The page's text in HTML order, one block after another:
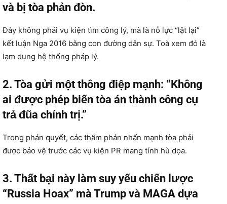
và bị tòa phản đòn.
Đây không phải vụ kiện tìm công lý, mà là nỗ lực “lật lại”
kết luận Nga 2016 bằng con đường dân sự. Toà xem đó là
lạm dụng hệ thống pháp lý.
2. Tòa gửi một thông điệp mạnh: “Không
ai được phép biến tòa án thành công cụ
trả đũa chính trị.”
Trong phán quyết, các thẩm phán nhấn mạnh tòa phải
được bảo vệ trước các vụ kiện PR mang tính hù dọa.
3. Thất bại này làm suy yếu chiến lược
“Russia Hoax” mà Trump và MAGA dựa